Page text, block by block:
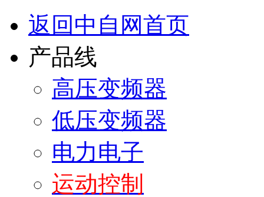
返回中自网首页
产品线
高压变频器
低压变频器
电力电子
运动控制